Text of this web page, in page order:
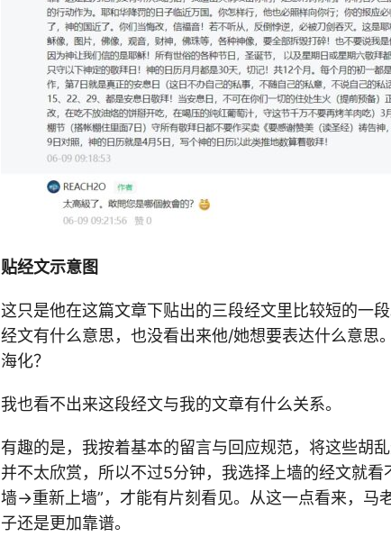
贴经文示意图
这只是他在这篇文章下贴出的三段经文里比较短的一
经文有什么意思，也没看出来他/她想要表达什么意思
海化？
我也看不出来这段经文与我的文章有什么关系。
有趣的是，我按着基本的留言与回应规范，将这些胡
并不太欣赏，所以不过5分钟，我选择上墙的经文就看
墙->重新上墙”，才能有片刻看见。从这一点看来，马
子还是更加靠谱。